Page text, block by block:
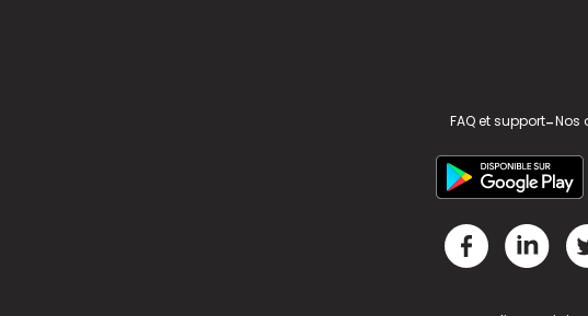
FAQ et support-Nos